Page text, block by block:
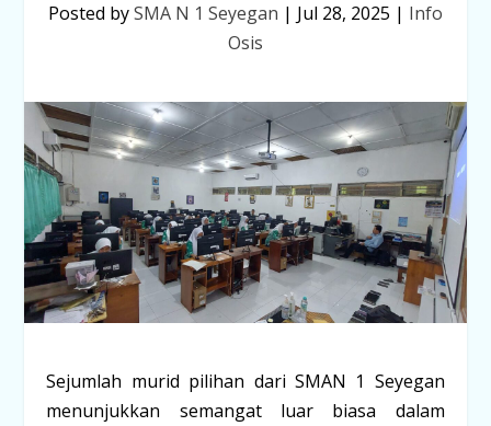
Posted bySMA N 1 Seyegan | Jul 28, 2025 | Info
Osis
Sejumlah murid pilihan dari SMAN 1 Seyegan
menunjukkan semangat luar biasa dalam